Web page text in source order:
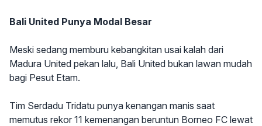
Bali United Punya Modal Besar
Meski sedang memburu kebangkitan usai kalah dari
Madura United pekan lalu, Bali United bukan lawan mudah
bagi Pesut Etam.
Tim Serdadu Tridatu punya kenangan manis saat
memutus rekor 11 kemenangan beruntun Borneo FC lewat